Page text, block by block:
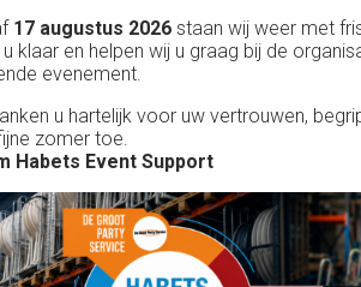
Feestverhuur
Licht- en Geluidverhuur
Horeca verhuur
Partyverhuur
Je vindt ons op
17 augustus 2026 staan wij weer met
klaar en helpen wij u graag bij de
evenement.
u hartelijk voor uw vertrouwen,
zomer toe.
Habets Event Support